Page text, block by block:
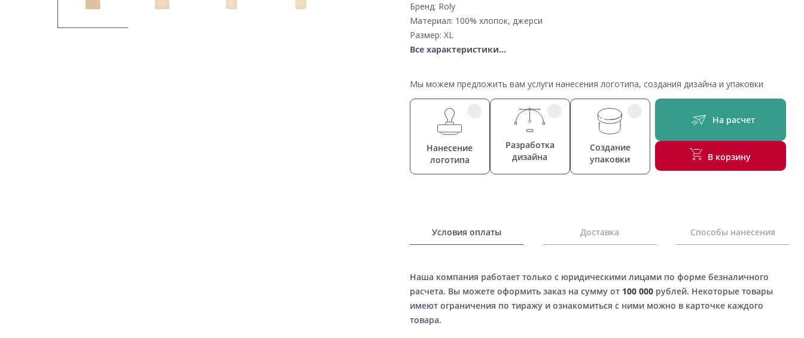
Бренд: Roly
Материал: 100% хлопок, джерси
Размер: XL
Все характеристики...
Мы можем предложить вам услуги нанесения логотипа, создания дизайна и упаковки
Нанесение
логотипа
Разработка
дизайна
Создание
упаковки
На расчет
В корзину
Условия оплаты Доставка Способы нанесения
Наша компания работает только с юридическими лицами по форме безналичного
расчета. Вы можете оформить заказ на сумму от 100 000рублей. Некоторые товары
имеют ограничения по тиражу и ознакомиться с ними можно в карточке каждого
товара.